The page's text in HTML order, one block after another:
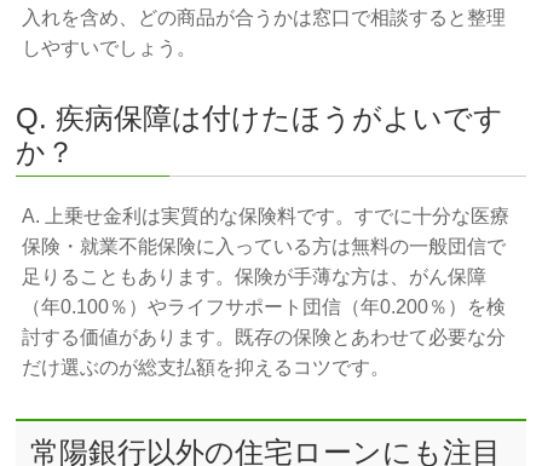
入れを含め、どの商品が合うかは窓口で相談すると整理
しやすいでしょう。
Q. 疾病保障は付けたほうがよいです
か？
A. 上乗せ金利は実質的な保険料です。すでに十分な医療
保険・就業不能保険に入っている方は無料の一般団信で
足りることもあります。保険が手薄な方は、がん保障
（年0.100％）やライフサポート団信（年0.200％）を検
討する価値があります。既存の保険とあわせて必要な分
だけ選ぶのが総支払額を抑えるコツです。
常陽銀行以外の住宅ローンにも注目